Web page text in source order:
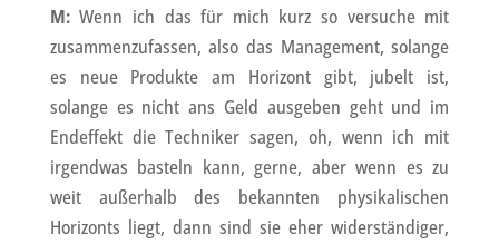
M:Wenn ich das für mich kurz so versuche mit
zusammenzufassen, also das Management, solange
es neue Produkte am Horizont gibt, jubelt ist,
solange es nicht ans Geld ausgeben geht und im
Endeffekt die Techniker sagen, oh, wenn ich mit
irgendwas basteln kann, gerne, aber wenn es zu
weit außerhalb des bekannten physikalischen
Horizonts liegt, dann sind sie eher widerständiger,